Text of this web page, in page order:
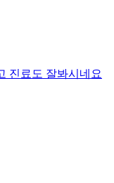
진료도 잘봐시네요